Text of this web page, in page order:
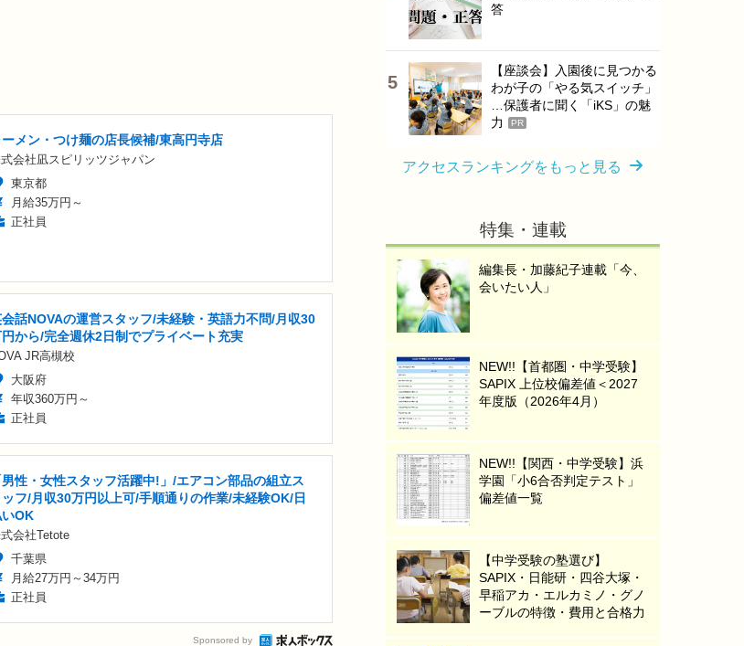
ーメン・つけ麺の店長候補/東高円寺店
会社凪スピリッツジャパン
東京都
月給35万円～
正社員
話NOVAの運営スタッフ/未経験・英語力不問/月収30
から/完全週休2日制でプライベート充実
JR高槻校
大阪府
年収360万円～
正社員
男性・女性スタッフ活躍中!」/エアコン部品の組立ス
ッフ/月収30万円以上可/手順通りの作業/未経験OK/日
OK
会社Tetote
千葉県
月給27万円～34万円
正社員
Sponsored by
答
【座談会】入園後に見つかる
わが子の「やる気スイッチ」
…保護者に聞く「iKS」の魅
力
PR
アクセスランキングをもっと見る
特集・連載
編集長・加藤紀子連載「今、
会いたい人」
NEW!!【首都圏・中学受験】
SAPIX 上位校偏差値＜2027
年度版（2026年4月）
NEW!!【関西・中学受験】浜
学園「小6合否判定テスト」
偏差値一覧
【中学受験の塾選び】
SAPIX・日能研・四谷大塚・
早稲アカ・エルカミノ・グノ
ーブルの特徴・費用と合格力